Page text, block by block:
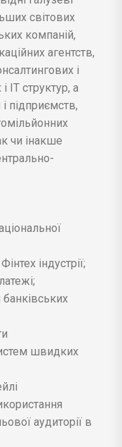
світових
компаній,
агентств,
і
IT структур, а
підприємств,
чи інакше
індустрії;
банківських
швидких
аудиторії в